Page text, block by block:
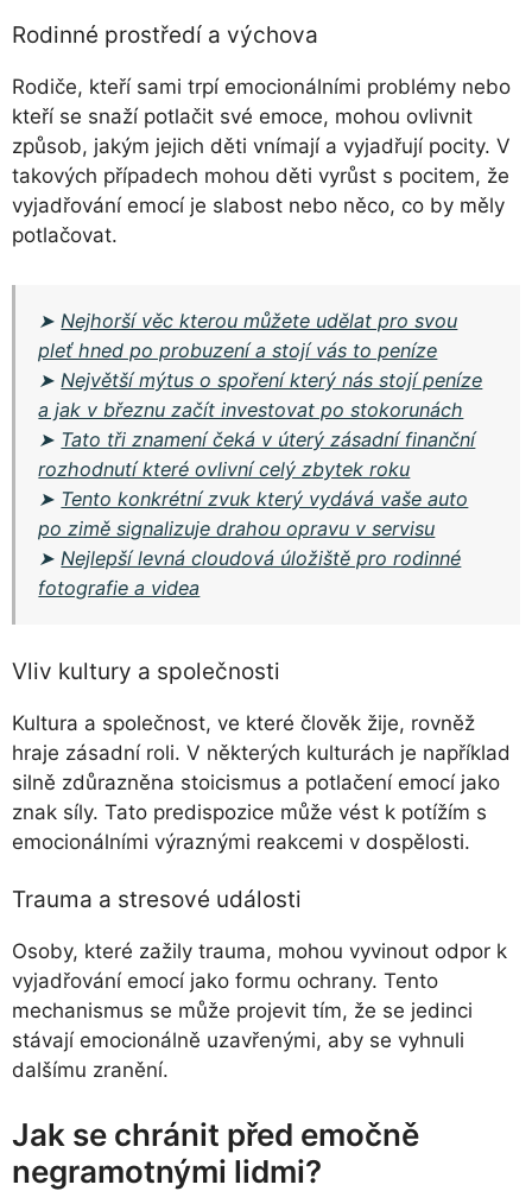
Rodinné prostředí a výchova
Rodiče, kteří sami trpí emocionálními problémy nebo
kteří se snaží potlačit své emoce, mohou ovlivnit
způsob, jakým jejich děti vnímají a vyjadřují pocity. V
takových případech mohou děti vyrůst s pocitem, že
vyjadřování emocí je slabost nebo něco, co by měly
potlačovat.
➤Nejhorší věc kterou můžete udělat pro svou
pleť hned po probuzení a stojí vás to peníze
➤Největší mýtus o spoření který nás stojí peníze
a jak v březnu začít investovat po stokorunách
➤ Tato tři znamení čeká v úterý zásadní finanční
rozhodnutí které ovlivní celý zbytek roku
➤ Tento konkrétní zvuk který vydává vaše auto
po zimě signalizuje drahou opravu v servisu
➤Nejlepší levná cloudová úložiště pro rodinné
fotografie a videa
Vliv kultury a společnosti
Kultura a společnost, ve které člověk žije, rovněž
hraje zásadní roli. V některých kulturách je například
silně zdůrazněna stoicismus a potlačení emocí jako
znak síly. Tato predispozice může vést k potížím s
emocionálními výraznými reakcemi v dospělosti.
Trauma a stresové události
Osoby, které zažily trauma, mohou vyvinout odpor k
vyjadřování emocí jako formu ochrany. Tento
mechanismus se může projevit tím, že se jedinci
stávají emocionálně uzavřenými, aby se vyhnuli
dalšímu zranění.
Jak se chránit před emočně
negramotnými lidmi?